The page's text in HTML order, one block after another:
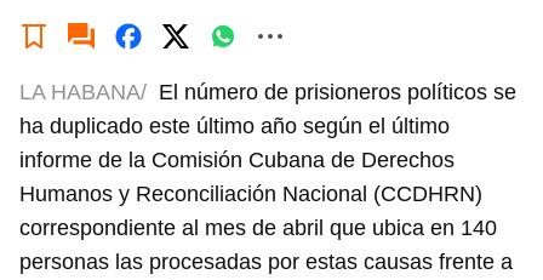
LA HABANA/ El número de prisioneros políticos se
ha duplicado este último año según el último
informe de la Comisión Cubana de Derechos
Humanos y Reconciliación Nacional (CCDHRN)
correspondiente al mes de abril que ubica en 140
personas las procesadas por estas causas frente a